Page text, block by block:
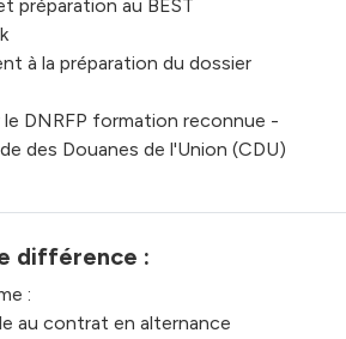
préparation au BEST
à la préparation du dossier
le DNRFP formation reconnue -
des Douanes de l'Union (CDU)
différence :
:
au contrat en alternance